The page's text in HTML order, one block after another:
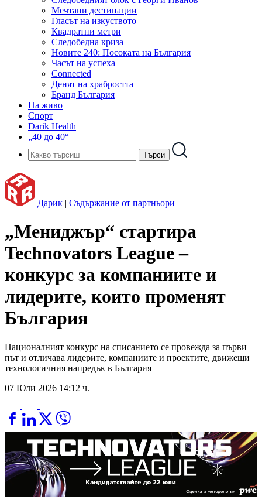
Мечтани дестинации
Гласът на изкуството
Квадратни метри
Следобедна криза
Новите 240: Посоката на България
Часът на успеха
Connected
Денят на храбростта
Бранд България
На живо
Спорт
Darik Health
„40 до 40“
Дарик | Съдържание от партньори
„Мениджър“ стартира
Technovators League –
конкурс за компаниите и
лидерите, които променят
България
Националният конкурс на списанието се провежда за първи
път и отличава лидерите, компаниите и проектите, движещи
технологичния напредък в България
07 Юли 2026 14:12 ч.